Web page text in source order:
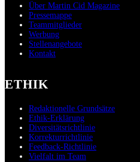
Über Martin Cid Magazine
Pressemappe
Teammitglieder
Werbung
Stellenangebote
Kontakt
ETHIK
Redaktionelle Grundsätze
Ethik-Erklärung
Diversitätsrichtlinie
Korrekturrichtlinie
Feedback-Richtlinie
Vielfalt im Team